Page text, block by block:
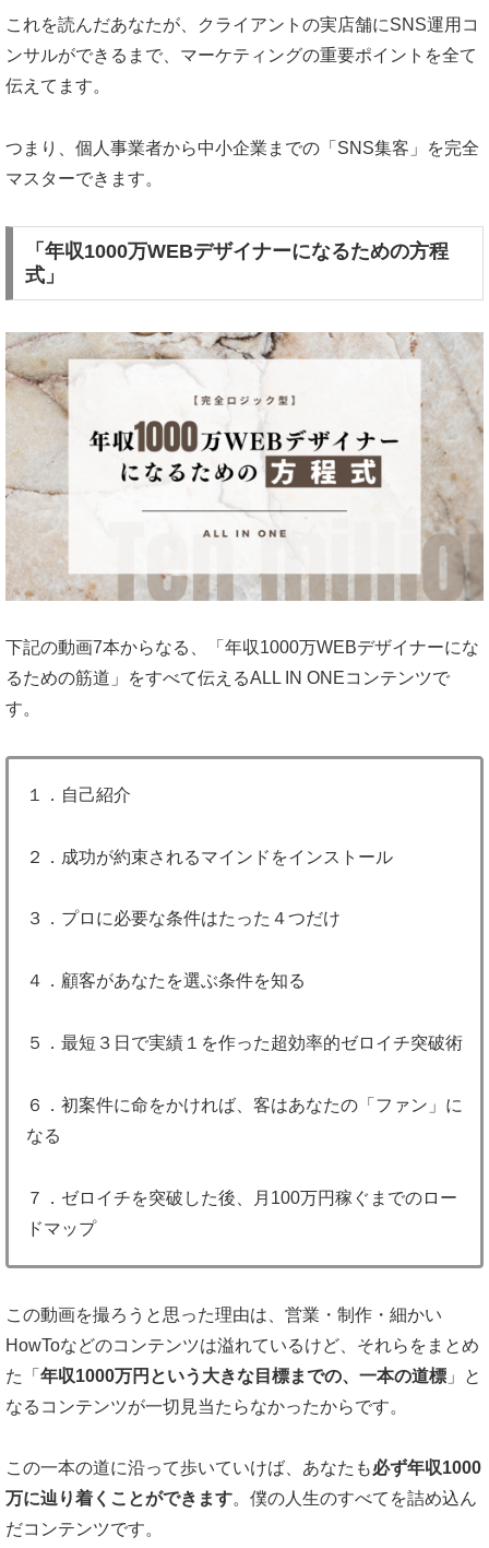
これを読んだあなたが、クライアントの実店舗にSNS運用コ
ンサルができるまで、マーケティングの重要ポイントを全て
伝えてます。
つまり、 個人事業者から中小企業までの「SNS集客」を完全
マスターできます。
「年収1000万WEBデザイナーになるための方程
式」
下記の動画7本からなる、「年収1000万WEBデザイナーにな
るための筋道」をすべて伝えるALL IN ONEコンテンツで
す。
１．自己紹介
２．成功が約束されるマインドをインストール
３．プロに必要な条件はたった４つだけ
４．顧客があなたを選ぶ条件を知る
５．最短３日で実績１を作った超効率的ゼロイチ突破術
６．初案件に命をかければ、客はあなたの「ファン」に
なる
７．ゼロイチを突破した後、月100万円稼ぐまでのロー
ドマップ
この動画を撮ろうと思った理由は、営業・制作・細かい
HowToなどのコンテンツは溢れているけど、それらをまとめ
た「 年収1000万円という大きな目標までの、一本の道標 」と
なるコンテンツが一切見当たらなかったからです。
この一本の道に沿って歩いていけば、あなたも必ず年収1000
万に辿り着くことができます。僕の人生のすべてを詰め込ん
だコンテンツです。